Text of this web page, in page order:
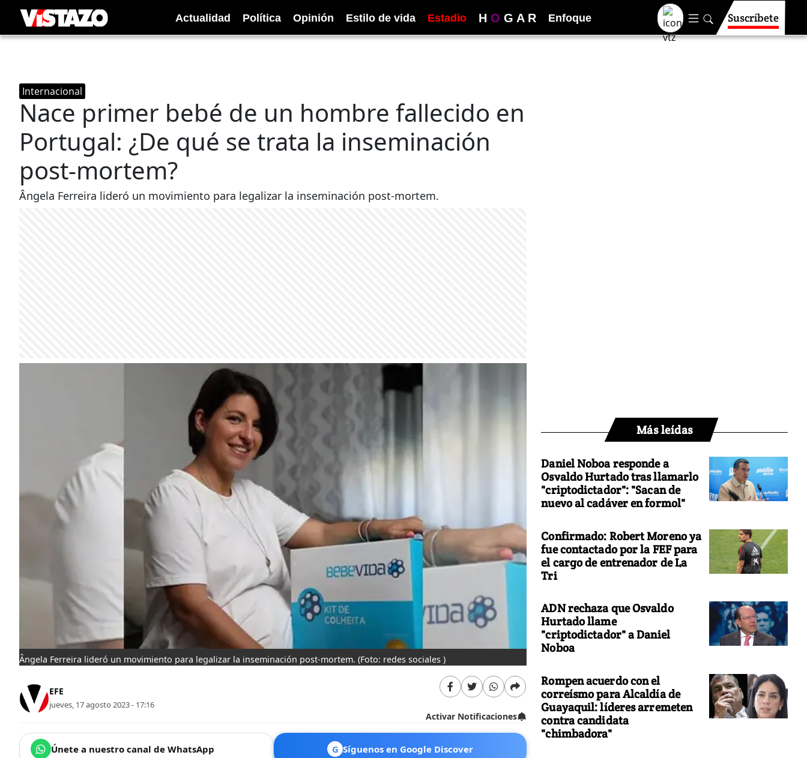
Actualidad Política Opinión Estilo de vida Estadio H O G A R Enfoque Suscríbete
Internacional
Nace primer bebé de un hombre fallecido en
Portugal: ¿De qué se trata la inseminación
post-mortem?
Ângela Ferreira lideró un movimiento para legalizar la inseminación post-mortem.
Ângela Ferreira lideró un movimiento para legalizar la inseminación post-mortem. (Foto: redes sociales )
EFE
jueves, 17 agosto 2023 - 17:16
Activar Notificaciones
Únete a nuestro canal de WhatsApp G Síguenos en Google Discover
Más leídas
Daniel Noboa responde a
Osvaldo Hurtado tras llamarlo
"criptodictador": "Sacan de
nuevo al cadáver en formol"
Confirmado: Robert Moreno ya
fue contactado por la FEF para
el cargo de entrenador de La
Tri
ADN rechaza que Osvaldo
Hurtado llame
"criptodictador" a Daniel
Noboa
Rompen acuerdo con el
correísmo para Alcaldía de
Guayaquil: líderes arremeten
contra candidata
"chimbadora"